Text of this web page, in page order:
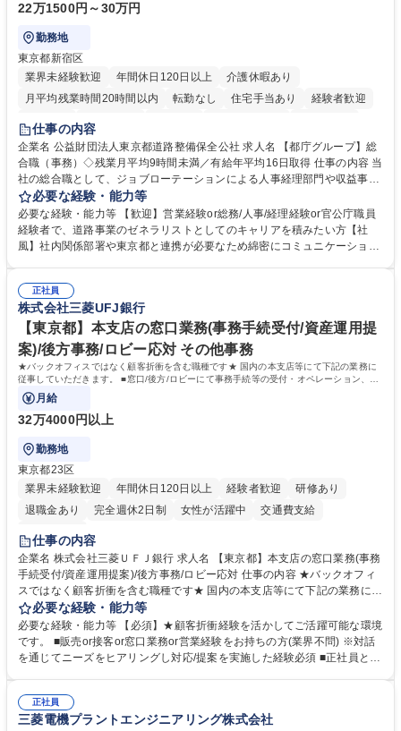
22万1500円～30万円
勤務地
東京都新宿区
業界未経験歓迎
年間休日120日以上
介護休暇あり
月平均残業時間20時間以内
転勤なし 住宅手当あり
経験者歓迎
研修あり
退職金あり
駅近5分以内
資格取得手当あり 食事補助あり
仕事の内容
企業名 公益財団法人東京都道路整備保全公社 求人名 【都庁グループ】総
合職（事務）◇残業月平均9時間未満／有給年平均16日取得 仕事の内容 当
社の総合職として、ジョブローテーションによる人事経理部門や収益事業
等のフロント部門の部署等幅広い部署での業務をお任せいたします。研修
制度やキャリア支援が充実しております！ ※下記業務詳細 【業務詳細】■
管理部門：広報、人事、経理など当公社の運営に係る管理業務 ■収益部
門：駐車場の新規開拓、管理運営、新宿駅西口広場の「イベントコーナ
道路施設や道路工事現場の見学ツアー事業 ※入社後は上記いずれかの部門
へ配属。※業務内容変更の範囲：会社の定める業務 募集職種 【都庁グル
ープ】総合職（事務）◇残業月平均9時間未満／有給年平均16日取得
必要な経験・能力等
必要な経験・能力等 【歓迎】営業経験or総務/人事/経理経験or官公庁職員
経験者で、道路事業のゼネラリストとしてのキャリアを積みたい方【社
風】社内関係部署や東京都と連携が必要なため綿密にコミュニケーション
部門など多岐に渡る業務を経験できます。 ■様々なプロジェクト：駐車場
事業の他、新宿駅西口広場内に設置された照明を兼ねた広告「ブライトサ
イン」の管理運営を行うなど、事業収益を生み出す活動を積極的に行って
います。 学歴・資格 学歴：大学院 大学 高専 短大 専修学校 高校 語学力：
資格：
正社員
株式会社三菱UFJ銀行
【東京都】本支店の窓口業務(事務手続受付/資産運用提
案)/後方事務/ロビー応対 その他事務
★バックオフィスではなく顧客折衝を含む職種です★ 国内の本支店等にて下記の業務に
従事していただきます。 ■窓口/後方/ロビーにて事務手続等の受付・オペレーション、お
客様対応
月給
32万4000円以上
勤務地
東京都23区
業界未経験歓迎
年間休日120日以上 経験者歓迎
研修あり
退職金あり
完全週休2日制 女性が活躍中
交通費支給
土日祝休み
仕事の内容
企業名 株式会社三菱ＵＦＪ銀行 求人名 【東京都】本支店の窓口業務(事務
手続受付/資産運用提案)/後方事務/ロビー応対 仕事の内容 ★バックオフィ
スではなく顧客折衝を含む職種です★ 国内の本支店等にて下記の業務に従
事していただきます。 ■窓口/後方/ロビーにて事務手続等の受付・オペレ
ーション、お客様対応 ■窓口にて、ご来店された個人のお客様に対して金
融商品のご提案 ■効率的な事務運用の検討・構築等 ≪業務紹介：ご応募前
に必ずご覧ください≫ ※記事 https://www.mysite.bk.mufg.jp/career/circle/
必要な経験・能力等
必要な経験・能力等 【必須】★顧客折衝経験を活かしてご活躍可能な環境
です。 ■販売or接客or窓口業務or営業経験をお持ちの方(業界不問) ※対話
を通じてニーズをヒアリングし対応/提案を実施した経験必須 ■正社員とし
るので安心して入行いただけます。 幅広いキャリアの選択肢があり、公募
や社内副業等を活用し、 一人ひとりが挑戦できるカルチャーが浸透してい
正社員
三菱電機プラントエンジニアリング株式会社